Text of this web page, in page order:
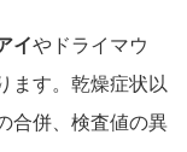
イやドライマウ
ます。乾燥症状以
合併、検査値の異